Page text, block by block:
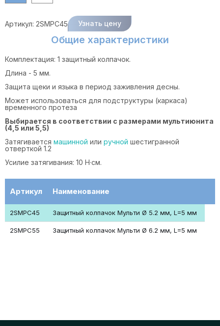
Артикул: 2SMPC45 Узнать цену
Общие характеристики
Комплектация: 1 защитный колпачок.
Длина - 5 мм.
Защита щеки и языка в период заживления десны.
Может использоваться для подструктуры (каркаса)
временного протеза
Выбирается в соответствии с размерами мультиюнита
(4,5 или 5,5)
Затягивается машинной или ручной шестигранной
отверткой 1.2
Усилие затягивания: 10 Н·см.
Артикул Наименование
2SMPC45 Защитный колпачок Мульти Ø 5.2 мм, L=5 мм
2SMPC55 Защитный колпачок Мульти Ø 6.2 мм, L=5 мм